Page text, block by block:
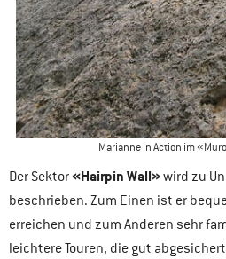
Marianne in Action im
Der Sektor«Hairpin Wall»wird zu
beschrieben. Zum Einen ist er
erreichen und zum Anderen sehr
leichtere Touren, die gut